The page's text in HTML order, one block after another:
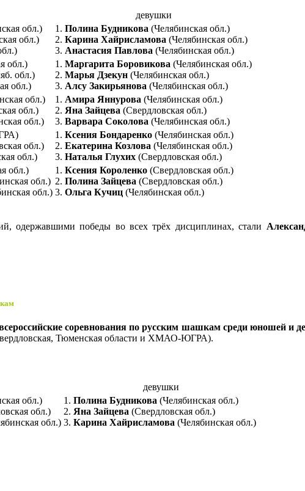
девушки
обл.)
обл.)
1. Полина Будникова (Челябинская обл.)
2. Карина Хайрисламова (Челябинская обл.)
3. Анастасия Павлова (Челябинская обл.)
обл.)
обл.)
обл.)
1. Маргарита Боровикова (Челябинская обл.)
2. Марья Дзекун (Челябинская обл.)
3. Алсу Закирьянова (Челябинская обл.)
обл.)
обл.)
обл.)
1. Амира Яннурова (Челябинская обл.)
2. Яна Зайцева (Свердловская обл.)
3. Варвара Соколова (Челябинская обл.)
обл.)
обл.)
1. Ксения Бондаренко (Челябинская обл.)
2. Екатерина Козлова (Челябинская обл.)
3. Наталья Глухих (Свердловская обл.)
обл.)
обл.)
обл.)
1. Ксения Короленко (Свердловская обл.)
2. Полина Зайцева (Свердловская обл.)
3. Ольга Кучиц (Челябинская обл.)
одержавшими победы во всех трёх дисциплинах, стали
соревнования по русским шашкам среди юношей и
Тюменская области и ХМАО-ЮГРА).
девушки
обл.)
обл.)
обл.)
1. Полина Будникова (Челябинская обл.)
2. Яна Зайцева (Свердловская обл.)
3. Карина Хайрисламова (Челябинская обл.)